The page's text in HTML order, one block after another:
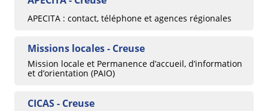
APECITA : contact, téléphone et agences régionales
Missions locales - Creuse
Mission locale et Permanence d’accueil, d’information
et d’orientation (PAIO)
CICAS - Creuse